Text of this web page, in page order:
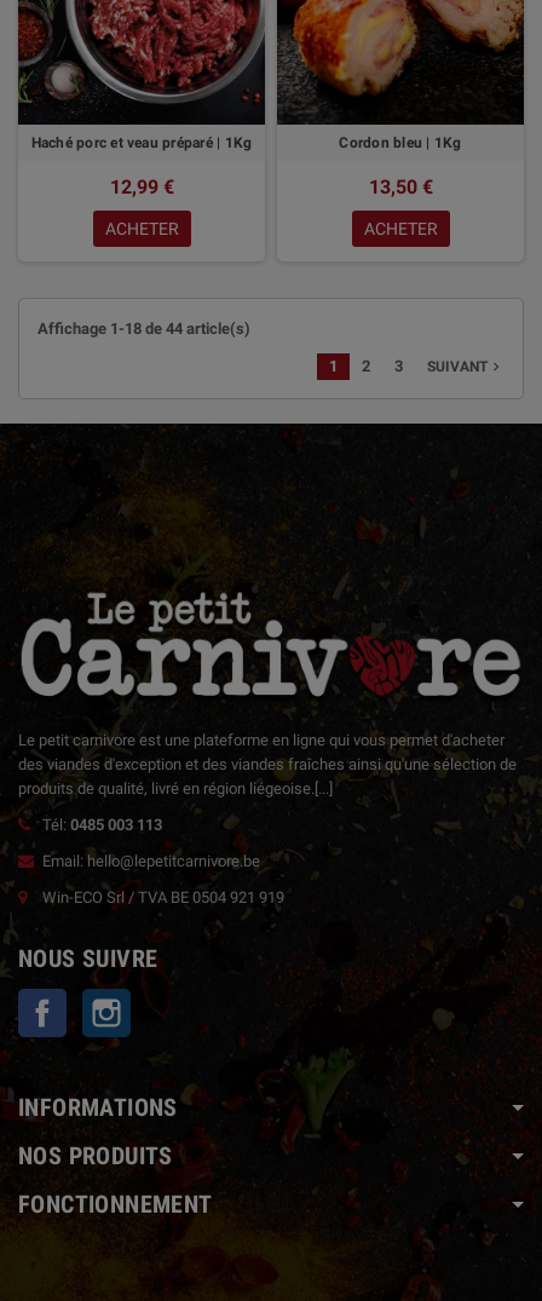
Haché porc et veau préparé | 1Kg
12,99 €
ACHETER
Cordon bleu | 1Kg
13,50 €
ACHETER
Affichage 1-18 de 44 article(s)
1 2 3 SUIVANT navigate_next
Le petit carnivore est une plateforme en ligne qui vous permet d'acheter
des viandes d'exception et des viandes fraîches ainsi qu'une sélection de
produits de qualité, livré en région liégeoise.[...]
Tél: 0485 003 113
Email: hello@lepetitcarnivore.be
Win-ECO Srl / TVA BE 0504 921 919
NOUS SUIVRE
Facebook
INFORMATIONS
NOS PRODUITS
FONCTIONNEMENT